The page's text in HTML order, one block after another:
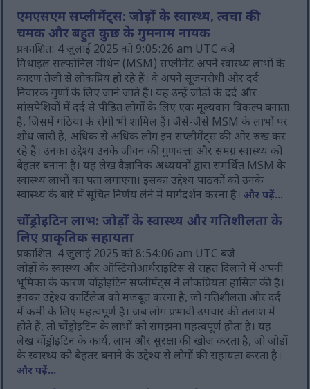
एमएसएम सप्लीमेंट्स: जोड़ों के स्वास्थ्य, त्वचा की
चमक और बहुत कुछ के गुमनाम नायक
प्रकाशित: 4 जुलाई 2025 को 9:05:26 am UTC बजे
मिथाइल सल्फोनिल मीथेन (MSM) सप्लीमेंट अपने स्वास्थ्य लाभों के
कारण तेजी से लोकप्रिय हो रहे हैं। वे अपने सूजनरोधी और दर्द
निवारक गुणों के लिए जाने जाते हैं। यह उन्हें जोड़ों के दर्द और
मांसपेशियों में दर्द से पीड़ित लोगों के लिए एक मूल्यवान विकल्प बनाता
है, जिसमें गठिया के रोगी भी शामिल हैं। जैसे-जैसे MSM के लाभों पर
शोध जारी है, अधिक से अधिक लोग इन सप्लीमेंट्स की ओर रुख कर
रहे हैं। उनका उद्देश्य उनके जीवन की गुणवत्ता और समग्र स्वास्थ्य को
बेहतर बनाना है। यह लेख वैज्ञानिक अध्ययनों द्वारा समर्थित MSM के
स्वास्थ्य लाभों का पता लगाएगा। इसका उद्देश्य पाठकों को उनके
स्वास्थ्य के बारे में सूचित निर्णय लेने में मार्गदर्शन करना है।और पढ़ें...
चोंड्रोइटिन लाभ: जोड़ों के स्वास्थ्य और गतिशीलता के
लिए प्राकृतिक सहायता
प्रकाशित: 4 जुलाई 2025 को 8:54:06 am UTC बजे
जोड़ों के स्वास्थ्य और ऑस्टियोआर्थराइटिस से राहत दिलाने में अपनी
भूमिका के कारण चोंड्रोइटिन सप्लीमेंट्स ने लोकप्रियता हासिल की है।
इनका उद्देश्य कार्टिलेज को मजबूत करना है, जो गतिशीलता और दर्द
में कमी के लिए महत्वपूर्ण है। जब लोग प्रभावी उपचार की तलाश में
होते हैं, तो चोंड्रोइटिन के लाभों को समझना महत्वपूर्ण होता है। यह
लेख चोंड्रोइटिन के कार्य, लाभ और सुरक्षा की खोज करता है, जो जोड़ों
के स्वास्थ्य को बेहतर बनाने के उद्देश्य से लोगों की सहायता करता है।
और पढ़ें...